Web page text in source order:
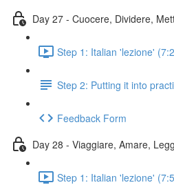
Day 27 - Cuocere, Dividere,
Step 1: Italian 'lezione'
Step 2: Putting it into
Feedback Form
Day 28 - Viaggiare, Amare,
Step 1: Italian 'lezione'